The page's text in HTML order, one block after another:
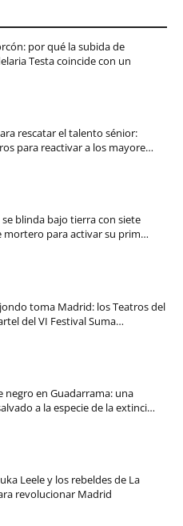
por qué la subida de
Testa coincide con un
rescatar el talento sénior:
para reactivar a los mayore…
blinda bajo tierra con siete
mortero para activar su prim…
toma Madrid: los Teatros del
del VI Festival Suma…
negro en Guadarrama: una
a la especie de la extinci…
Leele y los rebeldes de La
revolucionar Madrid